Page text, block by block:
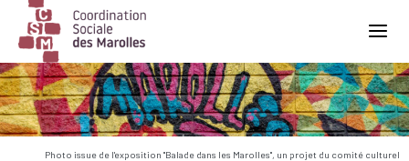
Main Navigation
Photo issue de l'exposition "Balade dans les Marolles", un projet du comité culturel